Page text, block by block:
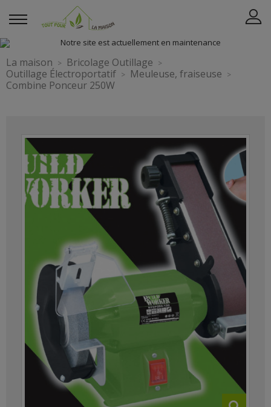
La maison
Bricolage Outillage
Outillage Électroportatif
Meuleuse, fraiseuse
Combine Ponceur 250W